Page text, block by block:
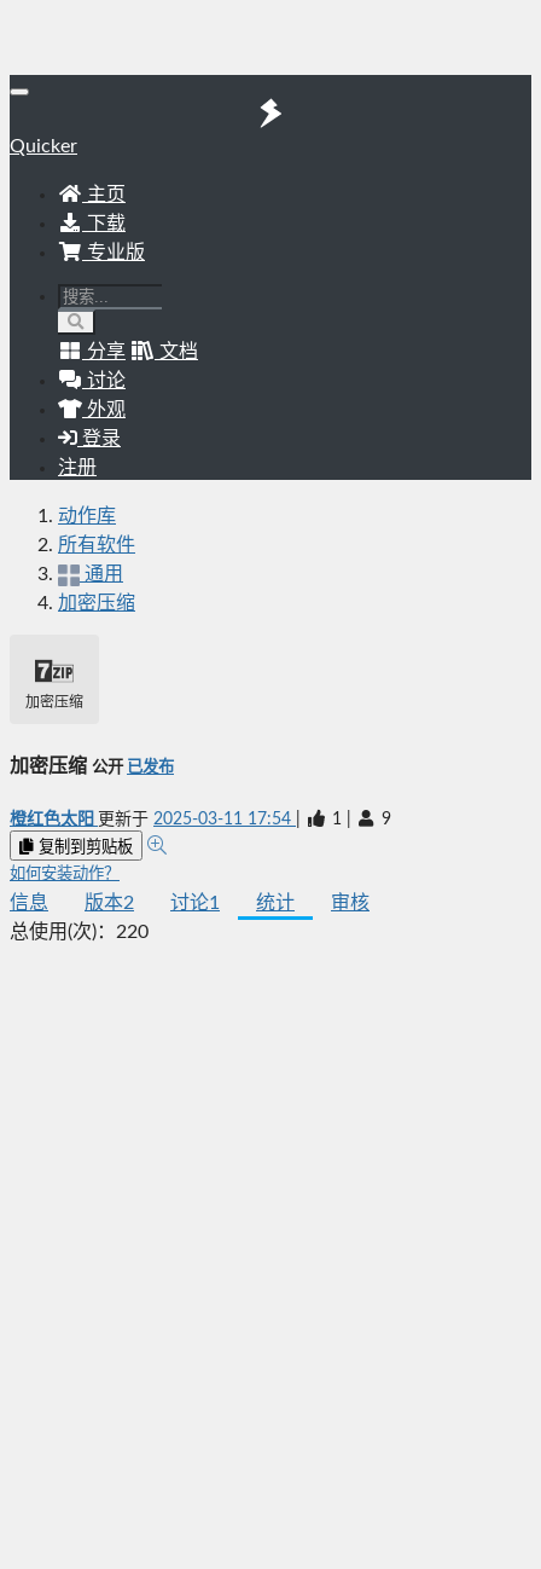
Quicker
主页
下载
专业版
分享
文档
讨论
外观
登录
注册
动作库
所有软件
通用
加密压缩
加密压缩
加密压缩 公开 已发布
橙红色太阳 更新于 2025-03-11 17:54 1 9
复制到剪贴板
如何安装动作？
信息 版本2 讨论1 统计
审核
总使用(次)： 220